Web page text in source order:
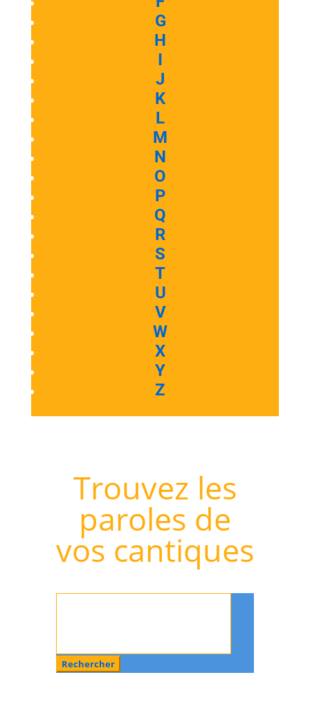
G
H
I
J
K
L
M
N
O
P
Q
R
S
T
U
V
W
X
Y
Z
Trouvez les
paroles de
vos cantiques